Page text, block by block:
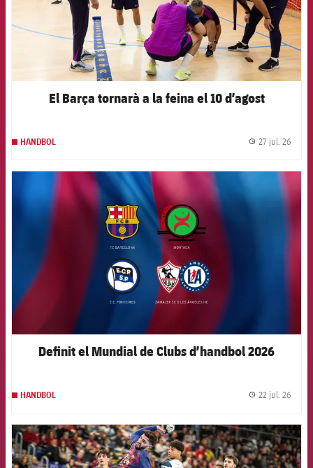
El Barça tornarà a la feina el 10 d’agost
HANDBOL 27 jul. 26
FCB Barcelona badge
Definit el Mundial de Clubs d’handbol 2026
HANDBOL 22 jul. 26
FCB Barcelona badge